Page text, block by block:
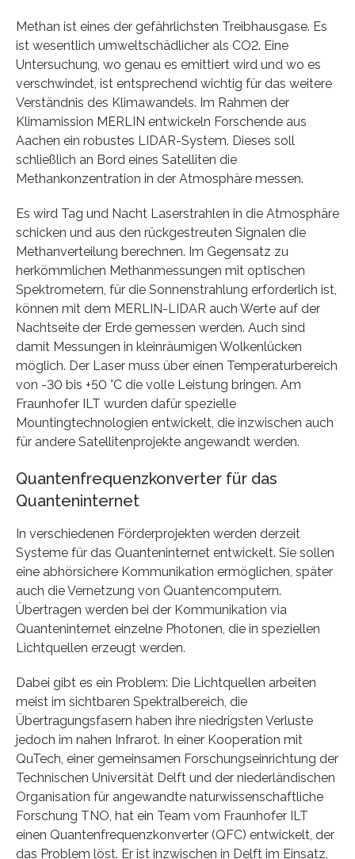
Methan ist eines der gefährlichsten Treibhausgase. Es
ist wesentlich umweltschädlicher als CO2. Eine
Untersuchung, wo genau es emittiert wird und wo es
verschwindet, ist entsprechend wichtig für das weitere
Verständnis des Klimawandels. Im Rahmen der
Klimamission MERLIN entwickeln Forschende aus
Aachen ein robustes LIDAR-System. Dieses soll
schließlich an Bord eines Satelliten die
Methankonzentration in der Atmosphäre messen.
Es wird Tag und Nacht Laserstrahlen in die Atmosphäre
schicken und aus den rückgestreuten Signalen die
Methanverteilung berechnen. Im Gegensatz zu
herkömmlichen Methanmessungen mit optischen
Spektrometern, für die Sonnenstrahlung erforderlich ist,
können mit dem MERLIN-LIDAR auch Werte auf der
Nachtseite der Erde gemessen werden. Auch sind
damit Messungen in kleinräumigen Wolkenlücken
möglich. Der Laser muss über einen Temperaturbereich
von -30 bis +50 °C die volle Leistung bringen. Am
Fraunhofer ILT wurden dafür spezielle
Mountingtechnologien entwickelt, die inzwischen auch
für andere Satellitenprojekte angewandt werden.
Quantenfrequenzkonverter für das
Quanteninternet
In verschiedenen Förderprojekten werden derzeit
Systeme für das Quanteninternet entwickelt. Sie sollen
eine abhörsichere Kommunikation ermöglichen, später
auch die Vernetzung von Quantencomputern.
Übertragen werden bei der Kommunikation via
Quanteninternet einzelne Photonen, die in speziellen
Lichtquellen erzeugt werden.
Dabei gibt es ein Problem: Die Lichtquellen arbeiten
meist im sichtbaren Spektralbereich, die
Übertragungsfasern haben ihre niedrigsten Verluste
jedoch im nahen Infrarot. In einer Kooperation mit
QuTech, einer gemeinsamen Forschungseinrichtung der
Technischen Universität Delft und der niederländischen
Organisation für angewandte naturwissenschaftliche
Forschung TNO, hat ein Team vom Fraunhofer ILT
einen Quantenfrequenzkonverter (QFC) entwickelt, der
das Problem löst. Er ist inzwischen in Delft im Einsatz,